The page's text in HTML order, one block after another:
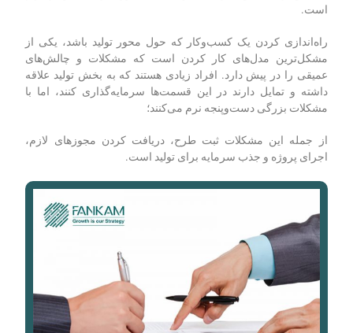
است.
راه‌اندازی کردن یک کسب‌وکار که حول محور تولید باشد، یکی از
مشکل‌ترین مدل‌های کار کردن است که مشکلات و چالش‌های
عمیقی را در پیش دارد. افراد زیادی هستند که به بخش تولید علاقه
داشته و تمایل دارند در این قسمت‌ها سرمایه‌گذاری کنند، اما با
مشکلات بزرگی دست‌و‌پنجه نرم می‌کنند؛
از جمله این مشکلات ثبت طرح، دریافت کردن مجوزهای لازم،
اجرای پروژه و جذب سرمایه برای تولید است.